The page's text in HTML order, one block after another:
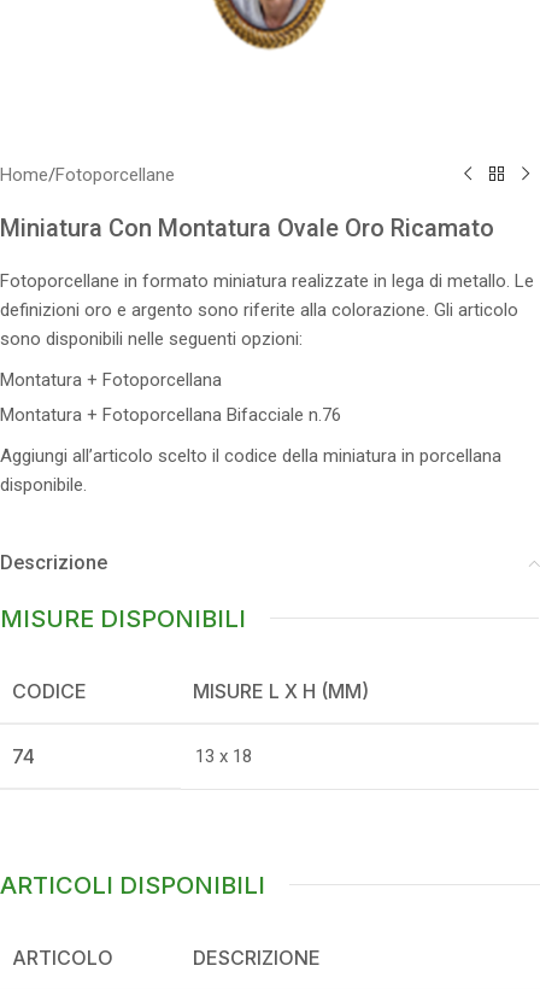
Home/Fotoporcellane
Miniatura Con Montatura Ovale Oro Ricamato
Fotoporcellane in formato miniatura realizzate in lega di metallo. Le
definizioni oro e argento sono riferite alla colorazione. Gli articolo
sono disponibili nelle seguenti opzioni:
Montatura + Fotoporcellana
Montatura + Fotoporcellana Bifacciale n.76
Aggiungi all’articolo scelto il codice della miniatura in porcellana
disponibile.
Descrizione
MISURE DISPONIBILI
CODICE MISURE L X H (MM)
74 13 x 18
ARTICOLI DISPONIBILI
ARTICOLO DESCRIZIONE